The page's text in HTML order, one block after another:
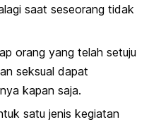
saat seseorang tidak
orang yang telah setuju
seksual dapat
kapan saja.
satu jenis kegiatan